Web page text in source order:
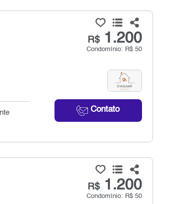
R$1.200
Condomínio: R$ 50
Contato
R$1.200
Condomínio: R$ 50